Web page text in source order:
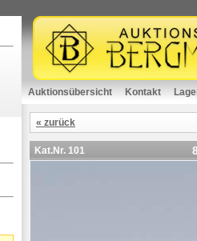
Auktionsübersicht Kontakt
« zurück
Kat.Nr. 101